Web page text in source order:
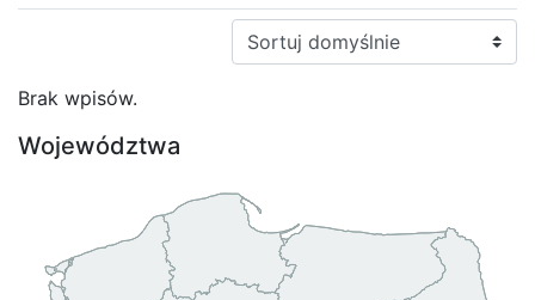
Sortuj:
Brak wpisów.
Województwa